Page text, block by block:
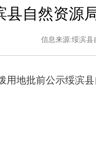
县自然资源
信息来源:绥滨县
用地批前公示绥滨